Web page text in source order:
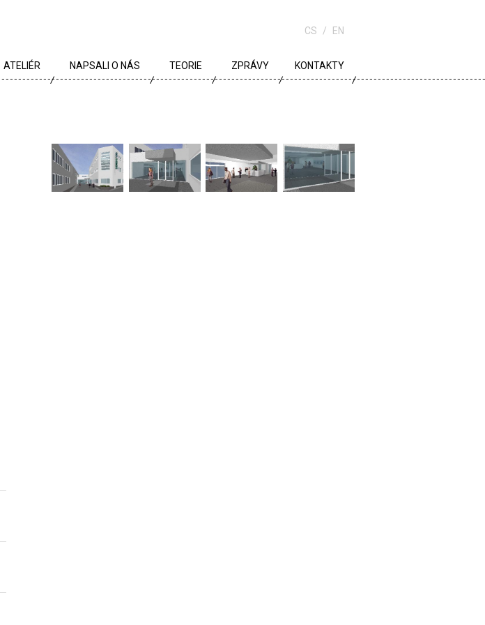
CS EN
ATELIÉR NAPSALI O NÁS TEORIE
ŠKOLA
ZPRÁVY KONTAKTY